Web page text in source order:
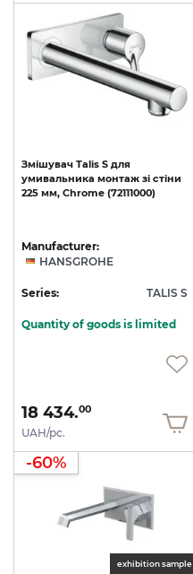
Змішувач Talis S для
умивальника монтаж зі стіни
225 мм, Chrome (72111000)
Manufacturer:
HANSGROHE
Series: TALIS S
Quantity of goods is limited
18 434.00
UAH/pc.
exhibition sample
-60%